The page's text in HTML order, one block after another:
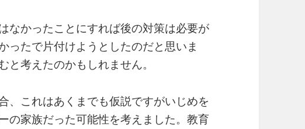
なかったことにすれば後の対策は必要が
ったで片付けようとしたのだと思いま
考えたのかもしれません。
、これはあくまでも仮説ですがいじめを
の家族だった可能性を考えました。教育